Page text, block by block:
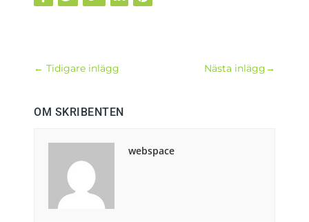
← Tidigare inlägg Nästa inlägg→
OM SKRIBENTEN
webspace